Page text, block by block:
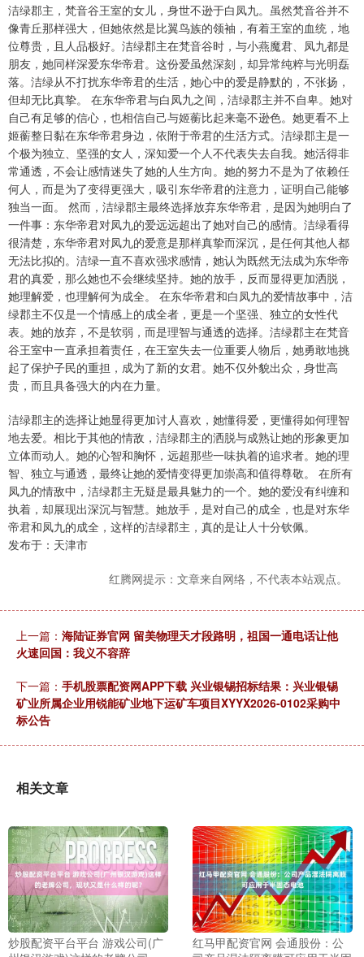
洁绿郡主，梵音谷王室的女儿，身世不逊于白凤九。虽然梵音谷并不
像青丘那样强大，但她依然是比翼鸟族的领袖，有着王室的血统，地
位尊贵，且人品极好。洁绿郡主在梵音谷时，与小燕魔君、凤九都是
朋友，她同样深爱东华帝君。这份爱虽然深刻，却异常纯粹与光明磊
落。洁绿从不打扰东华帝君的生活，她心中的爱是静默的，不张扬，
但却无比真挚。 在东华帝君与白凤九之间，洁绿郡主并不自卑。她对
自己有足够的信心，也相信自己与姬蘅比起来毫不逊色。她更看不上
姬蘅整日黏在东华帝君身边，依附于帝君的生活方式。洁绿郡主是一
个极为独立、坚强的女人，深知爱一个人不代表失去自我。她活得非
常通透，不会让感情迷失了她的人生方向。她的努力不是为了依赖任
何人，而是为了变得更强大，吸引东华帝君的注意力，证明自己能够
独当一面。 然而，洁绿郡主最终选择放弃东华帝君，是因为她明白了
一件事：东华帝君对凤九的爱远远超出了她对自己的感情。洁绿看得
很清楚，东华帝君对凤九的爱意是那样真挚而深沉，是任何其他人都
无法比拟的。洁绿一直不喜欢强求感情，她认为既然无法成为东华帝
君的真爱，那么她也不会继续坚持。她的放手，反而显得更加洒脱，
她理解爱，也理解何为成全。 在东华帝君和白凤九的爱情故事中，洁
绿郡主不仅是一个情感上的成全者，更是一个坚强、独立的女性代
表。她的放弃，不是软弱，而是理智与通透的选择。洁绿郡主在梵音
谷王室中一直承担着责任，在王室失去一位重要人物后，她勇敢地挑
起了保护子民的重担，成为了新的女君。她不仅外貌出众，身世高
贵，而且具备强大的内在力量。
洁绿郡主的选择让她显得更加讨人喜欢，她懂得爱，更懂得如何理智
地去爱。相比于其他的情敌，洁绿郡主的洒脱与成熟让她的形象更加
立体而动人。她的心智和胸怀，远超那些一味执着的追求者。她的理
智、独立与通透，最终让她的爱情变得更加崇高和值得尊敬。 在所有
凤九的情敌中，洁绿郡主无疑是最具魅力的一个。她的爱没有纠缠和
执着，却展现出深沉与智慧。她放手，是对自己的成全，也是对东华
帝君和凤九的成全，这样的洁绿郡主，真的是让人十分钦佩。
发布于：天津市
红腾网提示：文章来自网络，不代表本站观点。
上一篇： 海陆证券官网 留美物理天才段路明，祖国一通电话让他
火速回国：我义不容辞
下一篇： 手机股票配资网APP下载 兴业银锡招标结果：兴业银锡
矿业所属企业用锐能矿业地下运矿车项目XYYX2026-0102采购中
标公告
相关文章
炒股配资平台平台 游戏公司(广
红马甲配资官网 会通股份：公